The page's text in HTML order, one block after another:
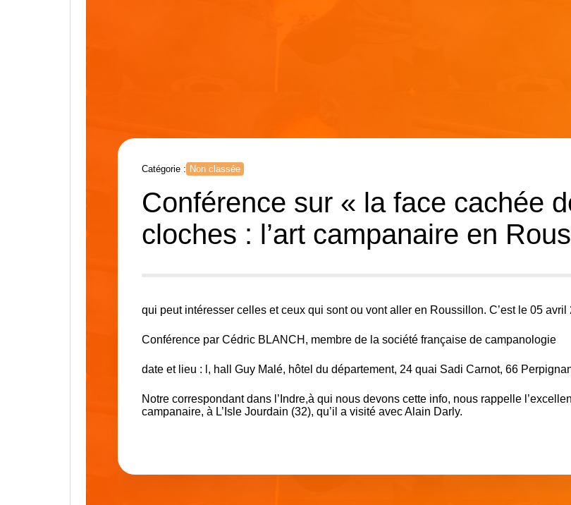
Catégorie : Non classée
Conférence sur « la face cachée
cloches : l’art campanaire en
qui peut intéresser celles et ceux qui sont ou vont aller en Roussillon. C’est le 05 avril
Conférence par Cédric BLANCH, membre de la société française de campanologie
date et lieu : l, hall Guy Malé, hôtel du département, 24 quai Sadi Carnot, 66
Notre correspondant dans l’Indre,à qui nous devons cette info, nous rappelle
campanaire, à L’Isle Jourdain (32), qu’il a visité avec Alain Darly.